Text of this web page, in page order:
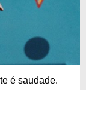
é saudade.